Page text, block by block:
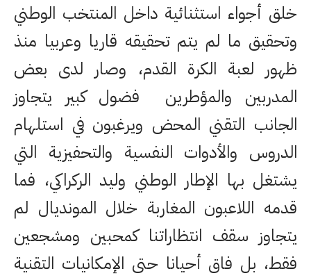
خلق أجواء استثنائية داخل المنتخب الوطني
وتحقيق ما لم يتم تحقيقه قاريا وعربيا منذ
ظهور لعبة الكرة القدم، وصار لدى بعض
المدربين والمؤطرين فضول كبير يتجاوز
الجانب التقني المحض ويرغبون في استلهام
الدروس والأدوات النفسية والتحفيزية التي
يشتغل بها الإطار الوطني وليد الركراكي، فما
قدمه اللاعبون المغاربة خلال المونديال لم
يتجاوز سقف انتظاراتنا كمحبين ومشجعين
فقط، بل فاق أحيانا حتى الإمكانيات التقنية